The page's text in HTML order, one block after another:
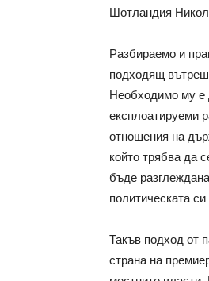
Шотландия
Разбираемо и
подходящ
Необходимо му е
експлоатируеми
отношения на
който трябва да
бъде
политическата
Такъв подход от
страна на